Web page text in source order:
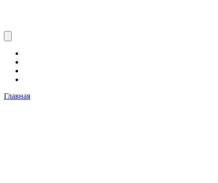
Главная